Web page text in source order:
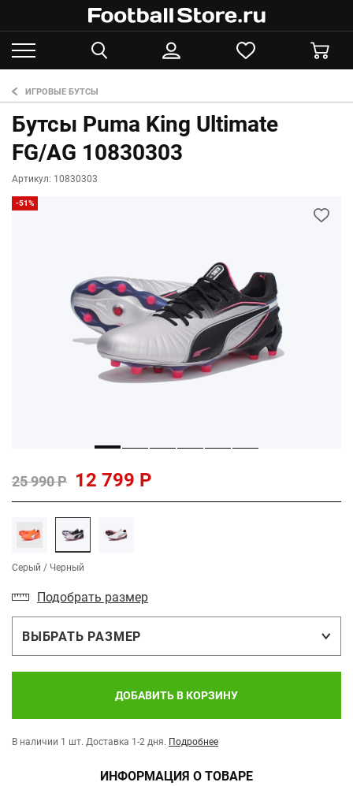
ИГРОВЫЕ БУТСЫ
Бутсы Puma King Ultimate
FG/AG 10830303
Артикул: 10830303
-51%
25 990 Р 12 799 Р
Серый / Черный
Подобрать размер
ВЫБРАТЬ РАЗМЕР
ДОБАВИТЬ В КОРЗИНУ
В наличии 1 шт. Доставка 1-2 дня. Подробнее
ИНФОРМАЦИЯ О ТОВАРЕ